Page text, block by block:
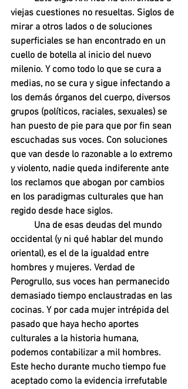
viejas cuestiones no resueltas. Siglos de
mirar a otros lados o de soluciones
superficiales se han encontrado en un
cuello de botella al inicio del nuevo
milenio. Y como todo lo que se cura a
medias, no se cura y sigue infectando a
los demás órganos del cuerpo, diversos
grupos (políticos, raciales, sexuales) se
han puesto de pie para que por fin sean
escuchadas sus voces. Con soluciones
que van desde lo razonable a lo extremo
y violento, nadie queda indiferente ante
los reclamos que abogan por cambios
en los paradigmas culturales que han
regido desde hace siglos.
Una de esas deudas del mundo
occidental (y ni qué hablar del mundo
oriental), es el de la igualdad entre
hombres y mujeres. Verdad de
Perogrullo, sus voces han permanecido
demasiado tiempo enclaustradas en las
cocinas. Y por cada mujer intrépida del
pasado que haya hecho aportes
culturales a la historia humana,
podemos contabilizar a mil hombres.
Este hecho durante mucho tiempo fue
aceptado como la evidencia irrefutable